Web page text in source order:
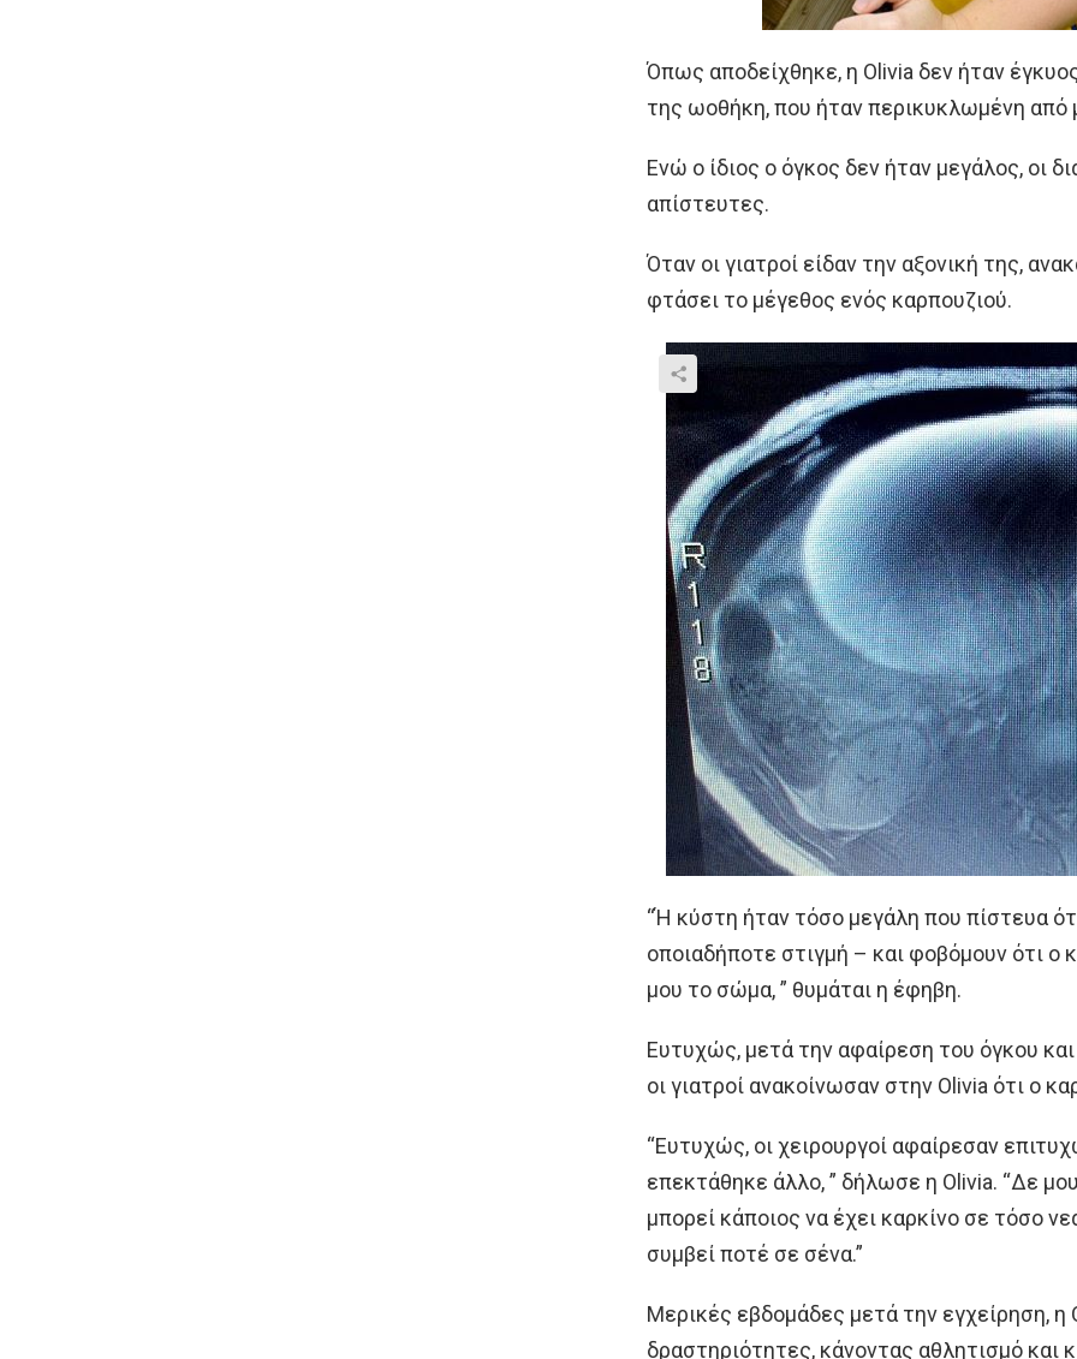
Όπως αποδείχθηκε, η Olivia δεν ήταν
της ωοθήκη, που ήταν περικυκλωμένη από
Ενώ ο ίδιος ο όγκος δεν ήταν μεγάλος, οι
απίστευτες.
Όταν οι γιατροί είδαν την αξονική της,
φτάσει το μέγεθος ενός καρπουζιού.
“Ή κύστη ήταν τόσο μεγάλη που πίστευα
οποιαδήποτε στιγμή – και φοβόμουν ότι
μου το σώμα, ” θυμάται η έφηβη.
Ευτυχώς, μετά την αφαίρεση του όγκου
οι γιατροί ανακοίνωσαν στην Olivia ότι ο
“Ευτυχώς, οι χειρουργοί αφαίρεσαν
επεκτάθηκε άλλο, ” δήλωσε η Olivia. “Δε
μπορεί κάποιος να έχει καρκίνο σε τόσο
συμβεί ποτέ σε σένα.”
Μερικές εβδομάδες μετά την εγχείρηση,
δραστηριότητες, κάνοντας αθλητισμό και